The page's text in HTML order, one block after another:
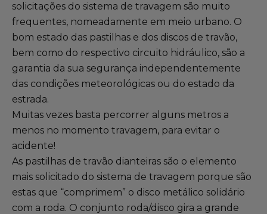
Serviços
Gama Eurorepar
Serviço cliente
Todas as oficinas
solicitações do sistema de travagem são muito
frequentes, nomeadamente em meio urbano. O
bom estado das pastilhas e dos discos de travão,
bem como do respectivo circuito hidráulico, são a
garantia da sua segurança independentemente
das condições meteorológicas ou do estado da
estrada.
Muitas vezes basta percorrer alguns metros a
menos no momento travagem, para evitar o
acidente!
As pastilhas de travão dianteiras são o elemento
mais solicitado do sistema de travagem porque são
estas que “comprimem” o disco metálico solidário
com a roda. O conjunto roda/disco gira a grande